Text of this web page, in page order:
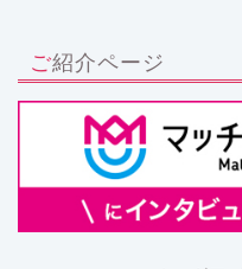
ご紹介ページ